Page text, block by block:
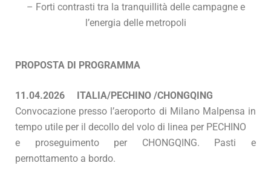
– Forti contrasti tra la tranquillità delle campagne e
l’energia delle metropoli
PROPOSTA DI PROGRAMMA
11.04.2026 ITALIA/PECHINO /CHONGQING
Convocazione presso l’aeroporto di Milano Malpensa in
tempo utile per il decollo del volo di linea per PECHINO
e proseguimento per CHONGQING. Pasti e
pernottamento a bordo.